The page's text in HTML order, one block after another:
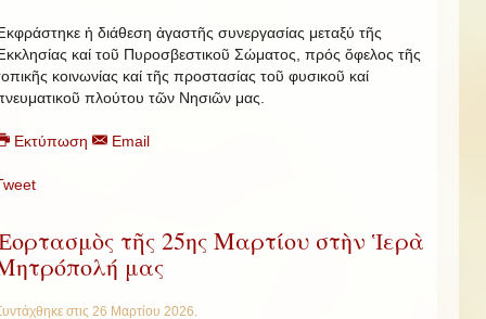
ἡ διάθεση ἀγαστῆς συνεργασίας μεταξύ τῆς
καί τοῦ Πυροσβεστικοῦ Σώματος, πρός ὄφελος τῆς
κοινωνίας καί τῆς προστασίας τοῦ φυσικοῦ καί
πλούτου τῶν Νησιῶν μας.
Εκτύπωση Email
τῆς 25ης Μαρτίου στὴν Ἱερὰ
μας
στις 26 Μαρτίου 2026.